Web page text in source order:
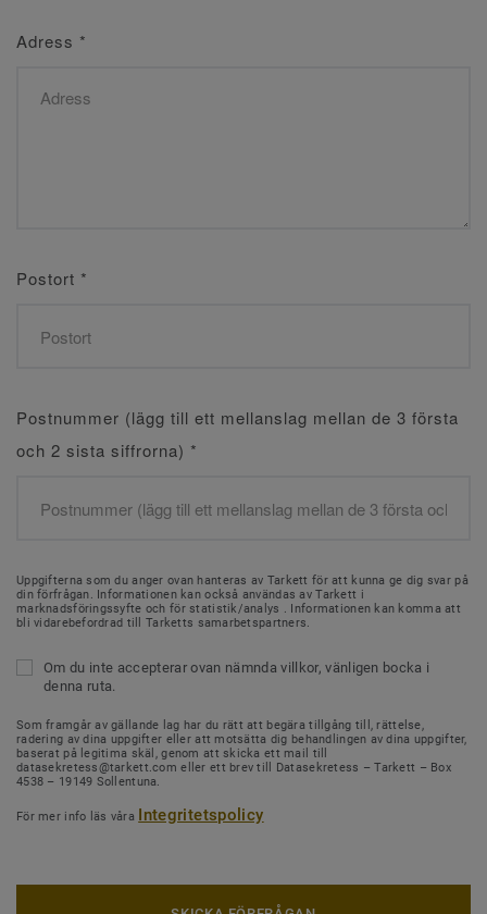
Adress *
Postort *
Postnummer (lägg till ett mellanslag mellan de 3 första
och 2 sista siffrorna) *
Uppgifterna som du anger ovan hanteras av Tarkett för att kunna ge dig svar på
din förfrågan. Informationen kan också användas av Tarkett i
marknadsföringssyfte och för statistik/analys . Informationen kan komma att
bli vidarebefordrad till Tarketts samarbetspartners.
Om du inte accepterar ovan nämnda villkor, vänligen bocka i
denna ruta.
Som framgår av gällande lag har du rätt att begära tillgång till, rättelse,
radering av dina uppgifter eller att motsätta dig behandlingen av dina uppgifter,
baserat på legitima skäl, genom att skicka ett mail till
datasekretess@tarkett.com eller ett brev till Datasekretess – Tarkett – Box
4538 – 19149 Sollentuna.
För mer info läs våra Integritetspolicy